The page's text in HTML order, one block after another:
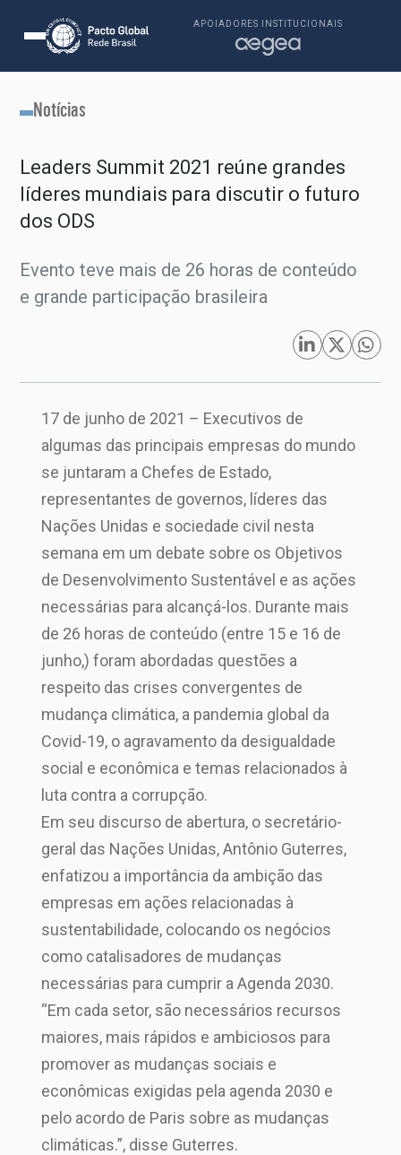
APOIADORES INSTITUCIONAIS
Notícias
Leaders Summit 2021 reúne grandes
líderes mundiais para discutir o futuro
dos ODS
Evento teve mais de 26 horas de conteúdo
e grande participação brasileira
17 de junho de 2021 – Executivos de
algumas das principais empresas do mundo
se juntaram a Chefes de Estado,
representantes de governos, líderes das
Nações Unidas e sociedade civil nesta
semana em um debate sobre os Objetivos
de Desenvolvimento Sustentável e as ações
necessárias para alcançá-los. Durante mais
de 26 horas de conteúdo (entre 15 e 16 de
junho,) foram abordadas questões a
respeito das crises convergentes de
mudança climática, a pandemia global da
Covid-19, o agravamento da desigualdade
social e econômica e temas relacionados à
luta contra a corrupção.
Em seu discurso de abertura, o secretário-
geral das Nações Unidas, Antônio Guterres,
enfatizou a importância da ambição das
empresas em ações relacionadas à
sustentabilidade, colocando os negócios
como catalisadores de mudanças
necessárias para cumprir a Agenda 2030.
“Em cada setor, são necessários recursos
maiores, mais rápidos e ambiciosos para
promover as mudanças sociais e
econômicas exigidas pela agenda 2030 e
pelo acordo de Paris sobre as mudanças
climáticas.”, disse Guterres.